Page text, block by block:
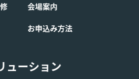
とします。
社所定の人数に満たない場合には、
止する場合があります。この場合、
会場案内
お申込み方法
ューション